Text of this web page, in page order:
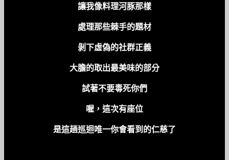
讓我像料理河豚那樣
處理那些棘手的題材
剝下虛偽的社群正義
大膽的取出最美味的部分
試著不要毒死你們
喔，這次有座位
是這趟巡迴唯一你會看到的仁慈了